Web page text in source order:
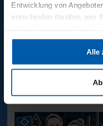
Entwicklung von
entscheiden darüber, wer
Cookie-Erklärung oder
Trigger Symbol ändern
Ihr Gerät durch
Merkmalen
Alle
HAMBURGER SV
REPORTAGEN